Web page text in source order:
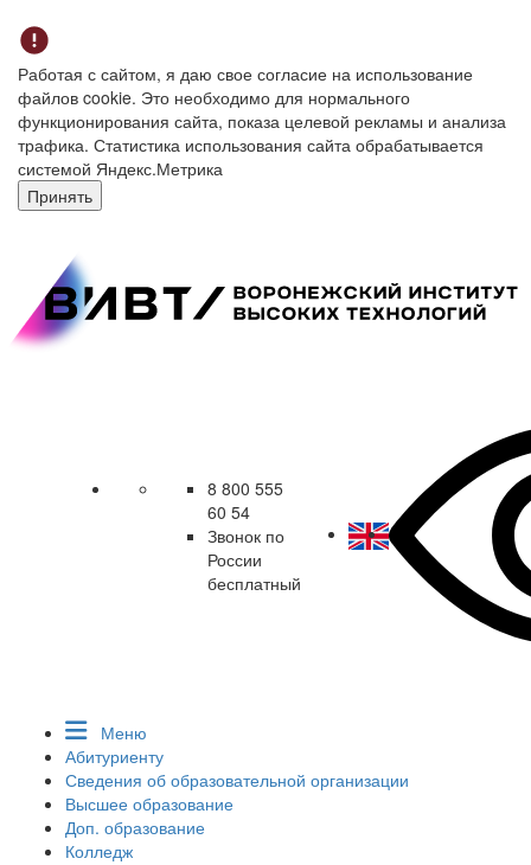
Работая с сайтом, я даю свое согласие на использование
файлов cookie. Это необходимо для нормального
функционирования сайта, показа целевой рекламы и анализа
трафика. Статистика использования сайта обрабатывается
системой Яндекс.Метрика
Принять
8 800 555
60 54
Звонок по
России
бесплатный
Меню
Абитуриенту
Сведения об образовательной организации
Высшее образование
Доп. образование
Колледж